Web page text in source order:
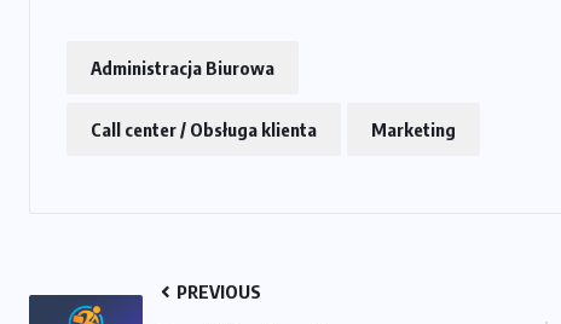
Administracja Biurowa
Call center / Obsługa klienta Marketing
PREVIOUS